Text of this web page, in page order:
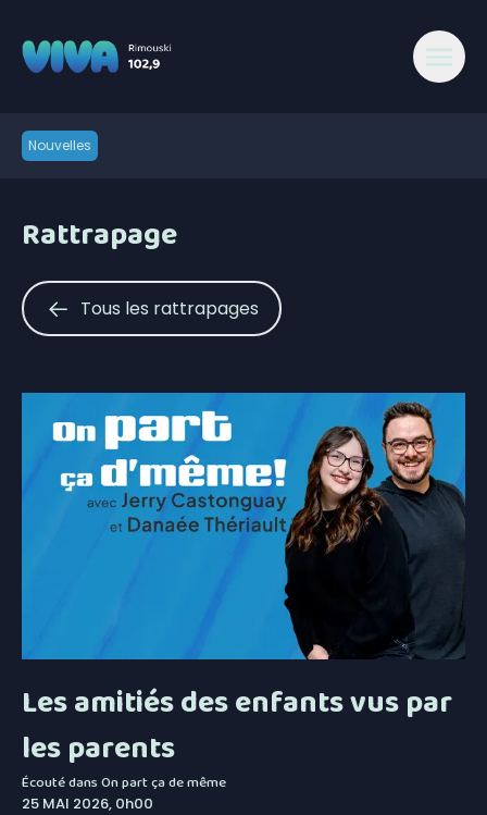
Nouvelles
Rattrapage
Tous les rattrapages
Les amitiés des enfants vus par
les parents
Écouté dansOn part ça de même
25 MAI 2026, 0h00